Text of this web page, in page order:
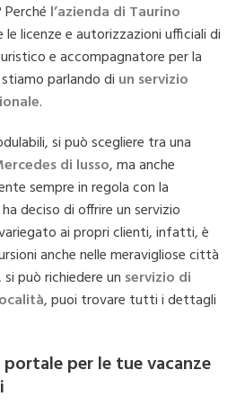
l’azienda di Taurino
licenze e autorizzazioni ufficiali di
e accompagnatore per la
parlando di un servizio
.
si può scegliere tra una
di lusso, ma anche
sempre in regola con la
deciso di offrire un servizio
ai propri clienti, infatti, è
anche nelle meravigliose città
può richiedere un servizio di
, puoi trovare tutti i dettagli
per le tue vacanze